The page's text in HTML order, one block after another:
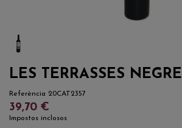
LES TERRASSES NEGRE
Referència 20CAT2357
39,70 €
Impostos inclosos